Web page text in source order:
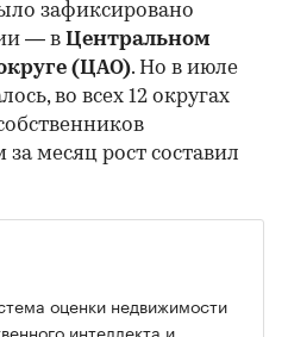
зафиксировано
— в Центральном
(ЦАО). Но в июле
во всех 12 округах
месяц рост составил
оценки недвижимости
интеллекта и